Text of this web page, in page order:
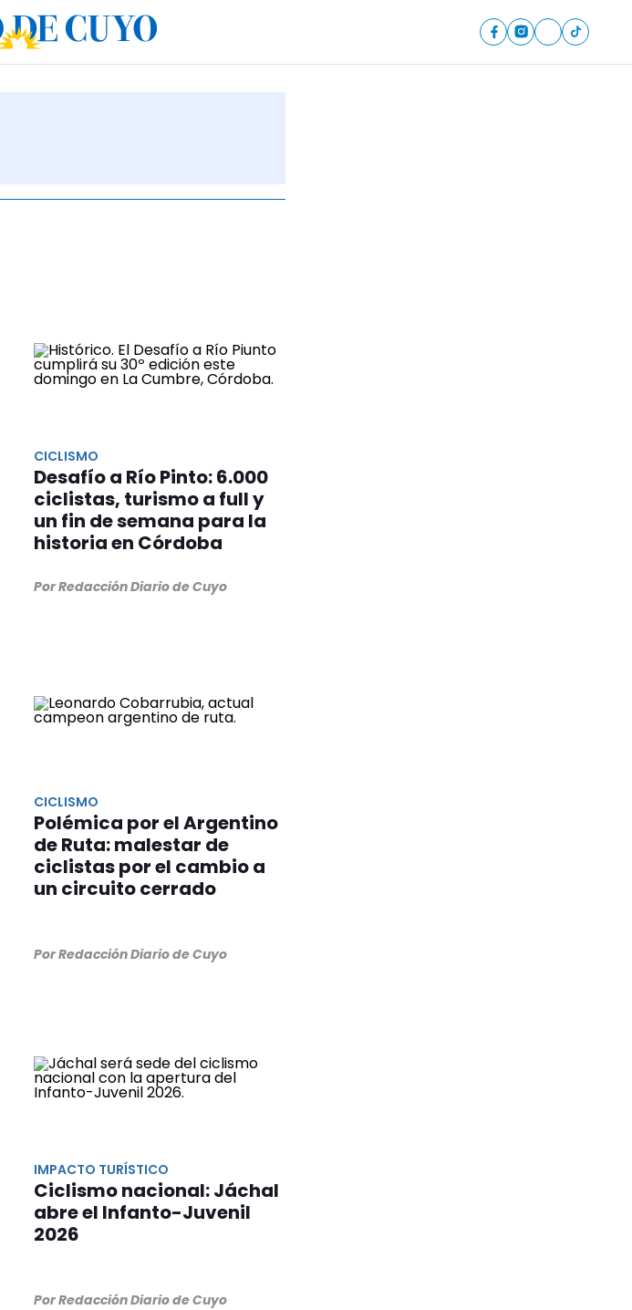
CICLISMO
Desafío a Río Pinto: 6.000
ciclistas, turismo a full y
un fin de semana para la
historia en Córdoba
Por Redacción Diario de Cuyo
CICLISMO
Polémica por el Argentino
de Ruta: malestar de
ciclistas por el cambio a
un circuito cerrado
Por Redacción Diario de Cuyo
IMPACTO TURÍSTICO
Ciclismo nacional: Jáchal
abre el Infanto-Juvenil
2026
Por Redacción Diario de Cuyo